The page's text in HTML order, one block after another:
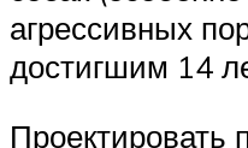
агрессивных
достигшим 14
Проектировать